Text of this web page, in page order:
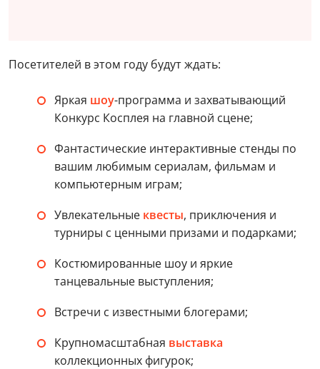
Посетителей в этом году будут ждать:
Яркая шоу-программа и захватывающий
Конкурс Косплея на главной сцене;
Фантастические интерактивные стенды по
вашим любимым сериалам, фильмам и
компьютерным играм;
Увлекательные квесты, приключения и
турниры с ценными призами и подарками;
Костюмированные шоу и яркие
танцевальные выступления;
Встречи с известными блогерами;
Крупномасштабная выставка
коллекционных фигурок;